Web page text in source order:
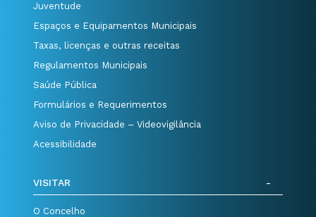
Juventude
Espaços e Equipamentos Municipais
Taxas, licenças e outras receitas
Regulamentos Municipais
Saúde Pública
Formulários e Requerimentos
Aviso de Privacidade – Videovigilância
Acessibilidade
VISITAR
O Concelho